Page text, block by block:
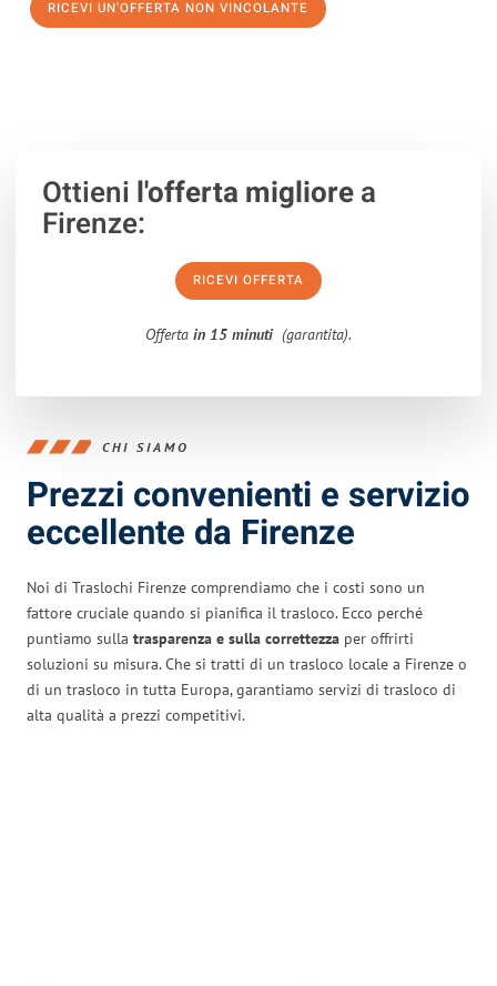
RICEVI UN'OFFERTA NON VINCOLANTE
Ottieni l'offerta migliorea
Firenze:
RICEVI OFFERTA
Offerta in 15 minuti (garantita).
CHI SIAMO
Prezzi convenienti e servizio
eccellente da Firenze
Noi di Traslochi Firenze comprendiamo che i costi sono un
fattore cruciale quando si pianifica il trasloco. Ecco perché
puntiamo sulla trasparenza e sulla correttezza per offrirti
soluzioni su misura. Che si tratti di un trasloco locale a Firenze o
di un trasloco in tutta Europa, garantiamo servizi di trasloco di
alta qualità a prezzi competitivi.